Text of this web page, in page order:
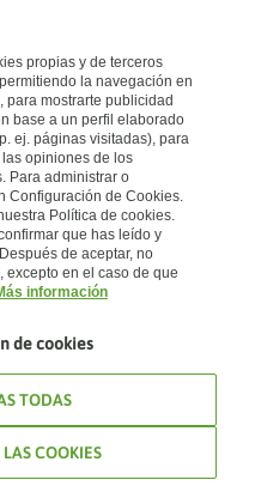
propias y de terceros
la navegación en
para mostrarte publicidad
base a un perfil elaborado
ej. páginas visitadas), para
opiniones de los
Para administrar o
Configuración de Cookies.
Política de cookies.
que has leído y
de aceptar, no
excepto en el caso de que
información
de cookies
TODAS
COOKIES